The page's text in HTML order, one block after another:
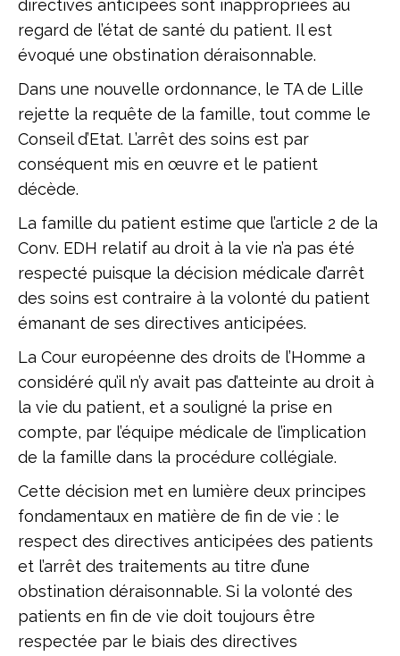
directives anticipées sont inappropriées au
regard de l’état de santé du patient. Il est
évoqué une obstination déraisonnable.
Dans une nouvelle ordonnance, le TA de Lille
rejette la requête de la famille, tout comme le
Conseil d’Etat. L’arrêt des soins est par
conséquent mis en œuvre et le patient
décède.
La famille du patient estime que l’article 2 de la
Conv. EDH relatif au droit à la vie n’a pas été
respecté puisque la décision médicale d’arrêt
des soins est contraire à la volonté du patient
émanant de ses directives anticipées.
La Cour européenne des droits de l’Homme a
considéré qu’il n’y avait pas d’atteinte au droit à
la vie du patient, et a souligné la prise en
compte, par l’équipe médicale de l’implication
de la famille dans la procédure collégiale.
Cette décision met en lumière deux principes
fondamentaux en matière de fin de vie : le
respect des directives anticipées des patients
et l’arrêt des traitements au titre d’une
obstination déraisonnable. Si la volonté des
patients en fin de vie doit toujours être
respectée par le biais des directives